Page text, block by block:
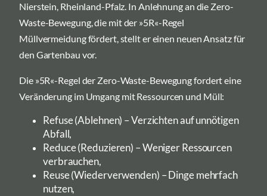
Nierstein, Rheinland-Pfalz. In Anlehnung an die Zero-
Waste-Bewegung, die mit der »5R«-Regel
Müllvermeidung fördert, stellt er einen neuen Ansatz für
den Gartenbau vor.
Die »5R«-Regel der Zero-Waste-Bewegung fordert eine
Veränderung im Umgang mit Ressourcen und Müll:
Refuse (Ablehnen) – Verzichten auf unnötigen
Abfall,
Reduce (Reduzieren) – Weniger Ressourcen
verbrauchen,
Reuse (Wiederverwenden) – Dinge mehrfach
nutzen,